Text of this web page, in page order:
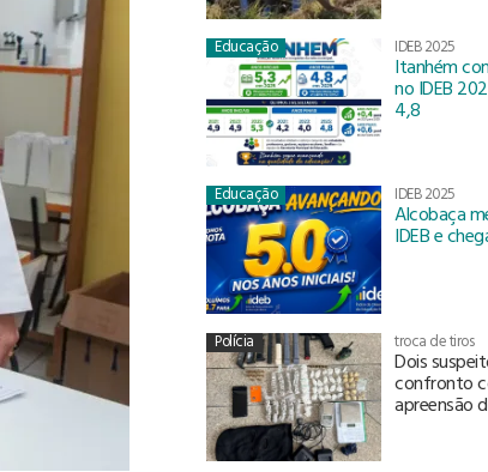
Educação IDEB 2025
Itanhém
no IDEB
4,8
Educação IDEB 2025
Alcobaça
IDEB e
Polícia troca de tiros
Dois
confronto
apreensão